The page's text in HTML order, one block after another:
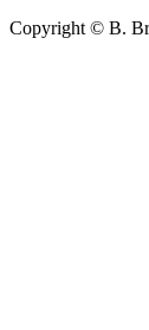
Copyright © B.